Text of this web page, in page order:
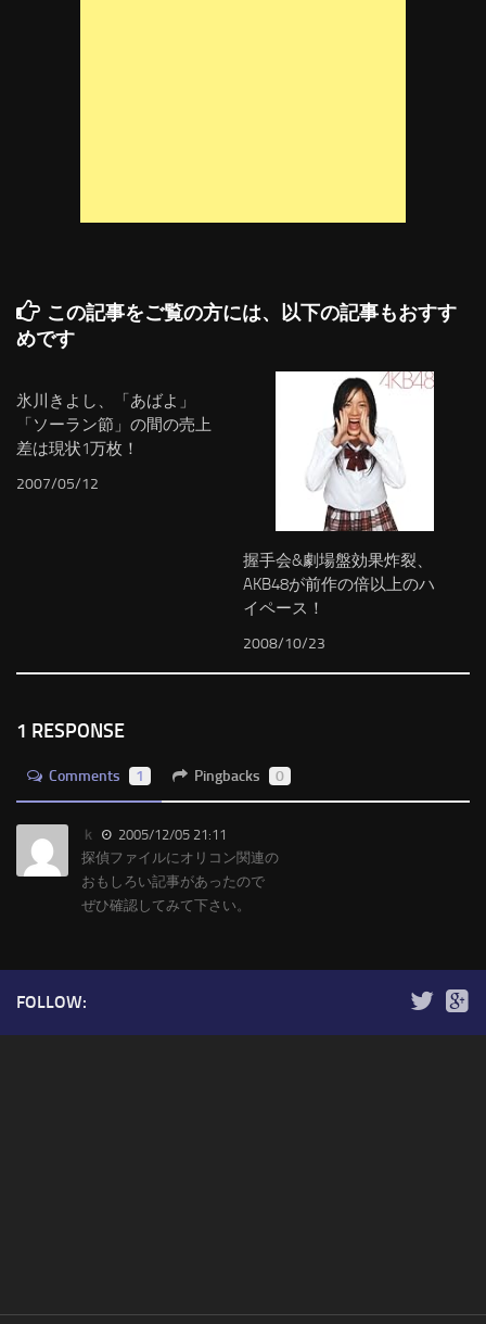
この記事をご覧の方には、以下の記事もおすす
めです
氷川きよし、「あばよ」
「ソーラン節」の間の売上
差は現状1万枚！
2007/05/12
握手会&劇場盤効果炸裂、
AKB48が前作の倍以上のハ
イペース！
2008/10/23
1 RESPONSE
Comments 1 Pingbacks 0
ｋ
2005/12/05 21:11
探偵ファイルにオリコン関連の
おもしろい記事があったので
ぜひ確認してみて下さい。
FOLLOW: